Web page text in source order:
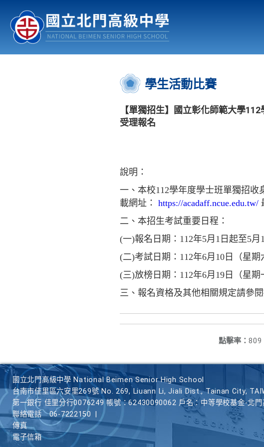
認識北中 行事曆
:::
學生活動比賽
【單獨招生】國立彰化師範大學
受理報名
說明：
一、本校112學年度學士班單獨招
載網址： https://acadaff.ncue.edu.tw/
二、本招生考試重要日程：
(一)報名日期：112年5月1日起至5月
(二)考試日期：112年6月10日（星期
(三)放榜日期：112年6月19日（星期
三、報名資格及其他相關規定請參閱
點擊率： 809
國立北門高級中學 National Beimen Senior High School
台南市佳里區六安里269號 No. 269, Liuann Li, Jiali Dist., Tainan City,
第一銀行 佳里分行0076249 帳號：62430090062 戶名：中等學校基金-北
聯絡電話
06-7222150
傳真
電子信箱